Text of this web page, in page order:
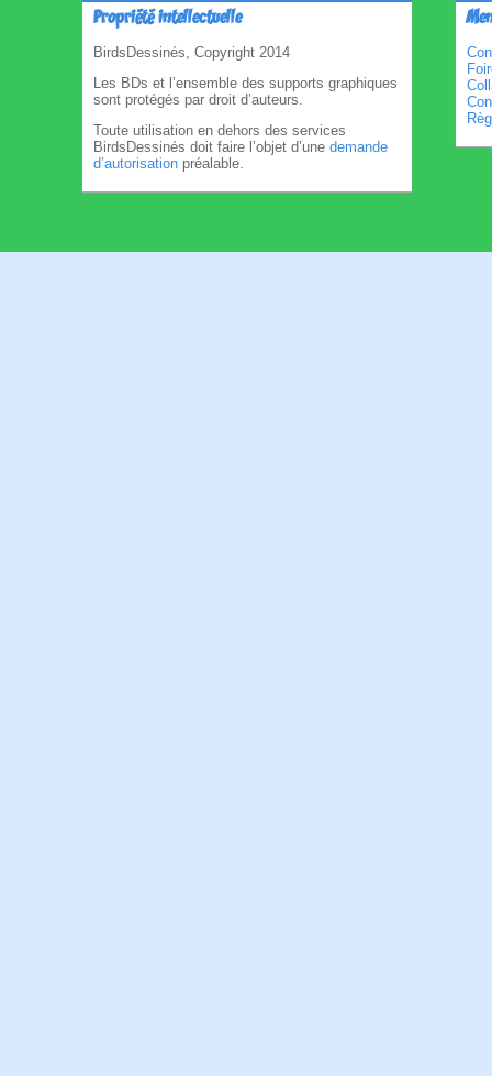
Propriété intellectuelle
BirdsDessinés, Copyright 2014
Les BDs et l’ensemble des supports graphiques
sont protégés par droit d’auteurs.
Toute utilisation en dehors des services
BirdsDessinés doit faire l’objet d’une demande
d’autorisation préalable.